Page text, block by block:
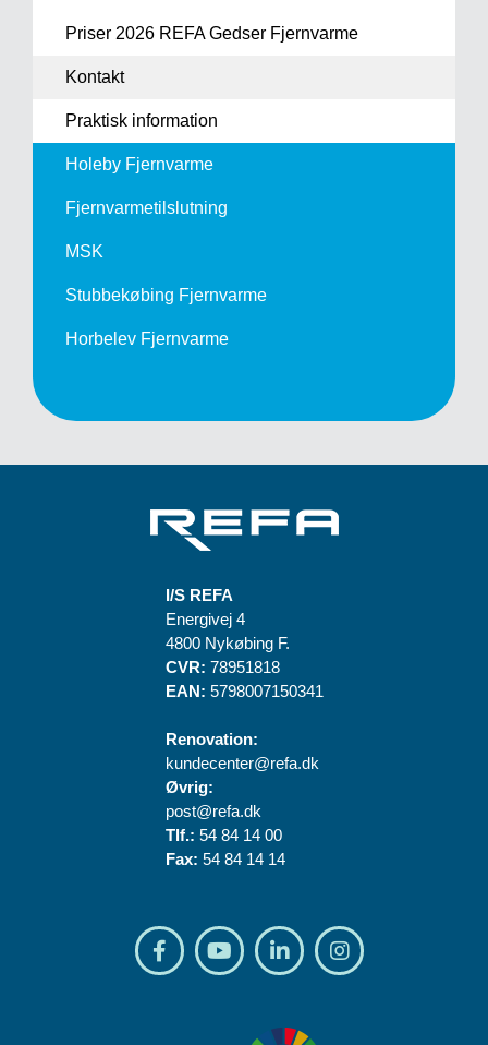
Priser 2026 REFA Gedser Fjernvarme
Kontakt
Praktisk information
Holeby Fjernvarme
Fjernvarme­tilslutning
MSK
Stubbekøbing Fjernvarme
Horbelev Fjernvarme
I/S REFA
Energivej 4
4800 Nykøbing F.
CVR: 78951818
EAN: 5798007150341
Renovation:
kundecenter@refa.dk
Øvrig:
post@refa.dk
Tlf.: 54 84 14 00
Fax: 54 84 14 14